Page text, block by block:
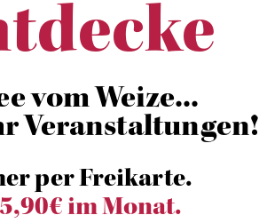
vom Weize...
Veranstaltungen!
per Freikarte.
im Monat.